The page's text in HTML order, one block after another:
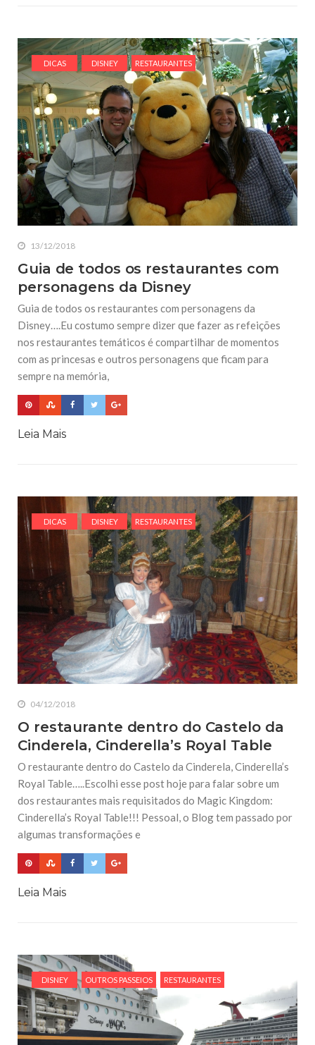
DICAS DISNEY RESTAURANTES
13/12/2018
Guia de todos os restaurantes com
personagens da Disney
Guia de todos os restaurantes com personagens da
Disney….Eu costumo sempre dizer que fazer as refeições
nos restaurantes temáticos é compartilhar de momentos
com as princesas e outros personagens que ficam para
sempre na memória,
Leia Mais
DICAS DISNEY RESTAURANTES
04/12/2018
O restaurante dentro do Castelo da
Cinderela, Cinderella’s Royal Table
O restaurante dentro do Castelo da Cinderela, Cinderella’s
Royal Table…..Escolhi esse post hoje para falar sobre um
dos restaurantes mais requisitados do Magic Kingdom:
Cinderella’s Royal Table!!! Pessoal, o Blog tem passado por
algumas transformações e
Leia Mais
DISNEY OUTROS PASSEIOS RESTAURANTES